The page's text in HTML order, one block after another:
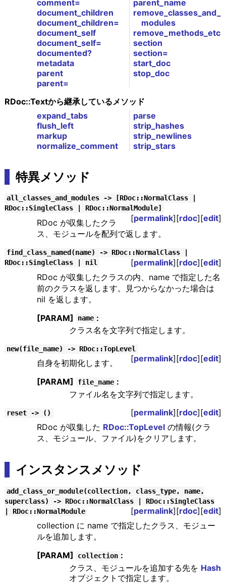
comment=
document_children
document_children=
document_self
document_self=
documented?
metadata
parent
parent=
parent_name
remove_classes_and_
modules
remove_methods_etc
section
section=
start_doc
stop_doc
RDoc::Textから継承しているメソッド
expand_tabs
flush_left
markup
normalize_comment
parse
strip_hashes
strip_newlines
strip_stars
特異メソッド
all_classes_and_modules -> [RDoc::NormalClass |
RDoc::SingleClass | RDoc::NormalModule]
[permalink][rdoc][edit]
RDoc が収集したクラ
ス、モジュールを配列で返します。
find_class_named(name) -> RDoc::NormalClass |
RDoc::SingleClass | nil
[permalink][rdoc][edit]
RDoc が収集したクラスの内、name で指定した名
前のクラスを返します。見つからなかった場合は
nil を返します。
[PARAM]
name :
クラス名を文字列で指定します。
new(file_name) -> RDoc::TopLevel
[permalink][rdoc][edit]
自身を初期化します。
[PARAM]
file_name :
ファイル名を文字列で指定します。
reset -> () [permalink][rdoc][edit]
RDoc が収集した RDoc::TopLevelの情報(クラ
ス、モジュール、ファイル)をクリアします。
インスタンスメソッド
add_class_or_module(collection, class_type, name,
superclass) -> RDoc::NormalClass | RDoc::SingleClass
| RDoc::NormalModule
[permalink][rdoc][edit]
collection に name で指定したクラス、モジュー
ルを追加します。
[PARAM]
collection :
クラス、モジュールを追加する先を Hash
オブジェクトで指定します。